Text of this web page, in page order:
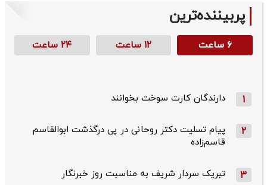
پربیننده‌ترین
۶ ساعت ۱۲ ساعت ۲۴ ساعت
1 دارندگان کارت سوخت بخوانند
2
پیام تسلیت دکتر روحانی در پی درگذشت ابوالقاسم
قاسم‌زاده
3 تبریک سردار شریف به مناسبت روز خبرنگار